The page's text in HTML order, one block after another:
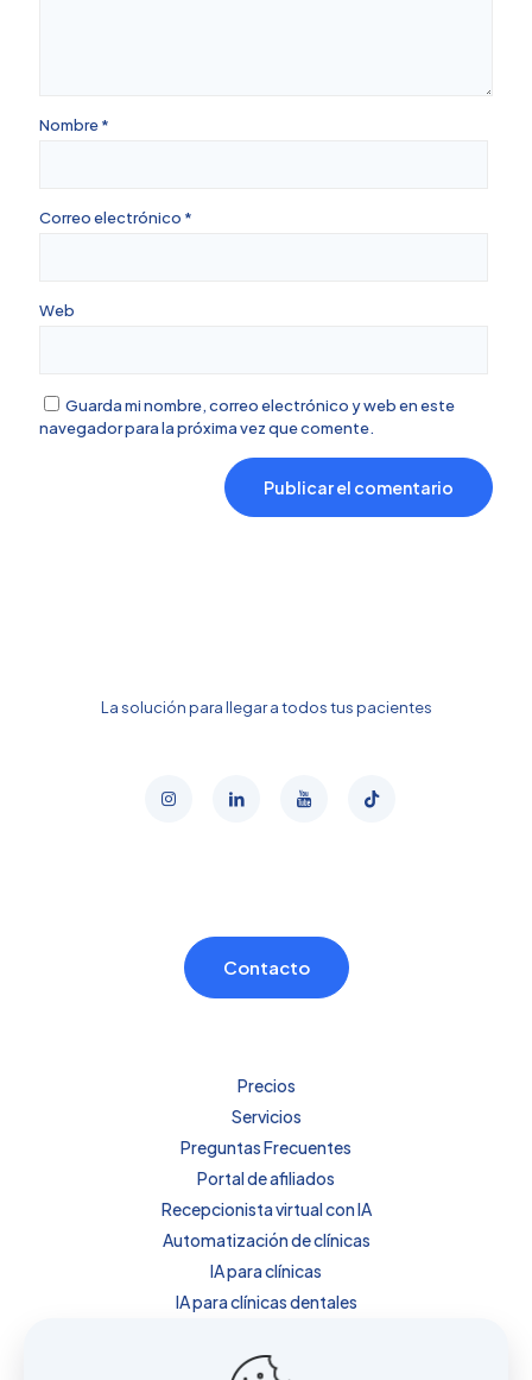
Nombre*
Correo electrónico *
Web
Guarda mi nombre, correo electrónico y web en este
navegador para la próxima vez que comente.
La solución para llegar a todos tus pacientes
Contacto
Precios
Servicios
Preguntas Frecuentes
Portal de afiliados
Recepcionista virtual con IA
Automatización de clínicas
IA para clínicas
IA para clínicas dentales
IA para fisioterapia